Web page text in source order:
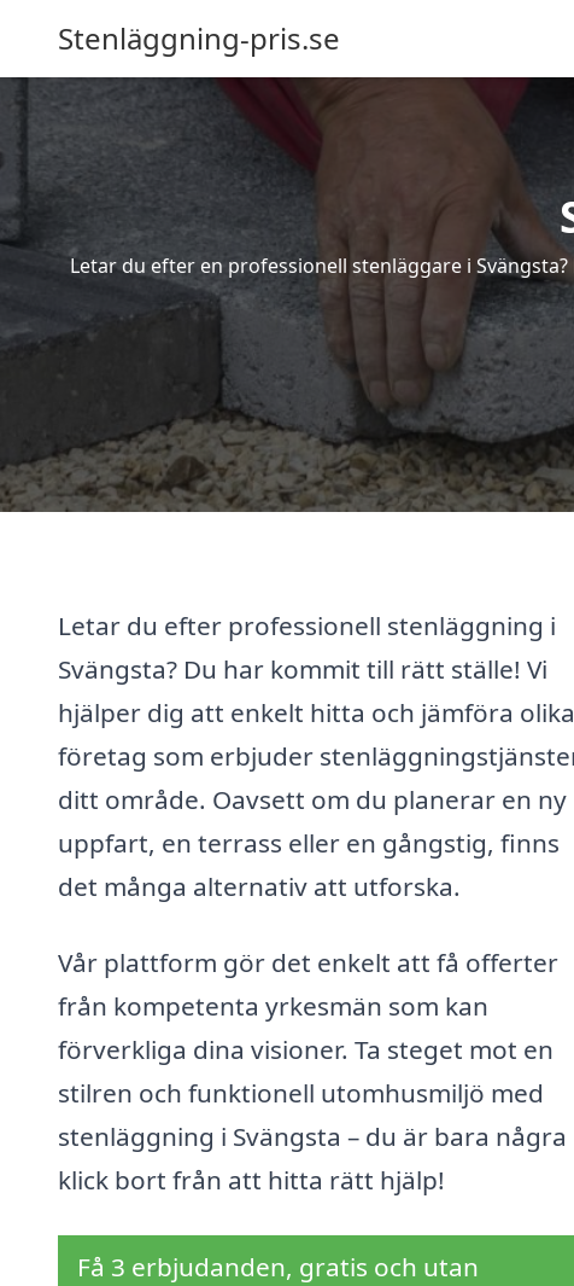
Stenläggning-pris.se
Letar du efter en professionell stenläggare i
Letar du efter professionell stenläggning i
Svängsta? Du har kommit till rätt ställe! Vi
hjälper dig att enkelt hitta och jämföra olika
företag som erbjuder
ditt område. Oavsett om du planerar en ny
uppfart, en terrass eller en gångstig, finns
det många alternativ att utforska.
Vår plattform gör det enkelt att få offerter
från kompetenta yrkesmän som kan
förverkliga dina visioner. Ta steget mot en
stilren och funktionell utomhusmiljö med
stenläggning i Svängsta – du är bara några
klick bort från att hitta rätt hjälp!
Få 3 erbjudanden, gratis och utan